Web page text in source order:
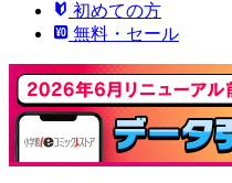
初めての方
無料・セール